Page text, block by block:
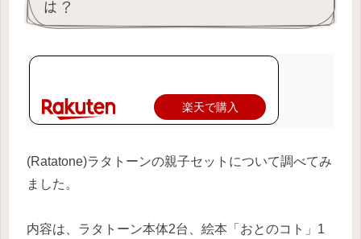
は？
楽天で購入
(Ratatone)ラタトーンの親子セットについて調べてみ
ました。
内容は、ラタトーン本体2台、絵本「おとのコト」1